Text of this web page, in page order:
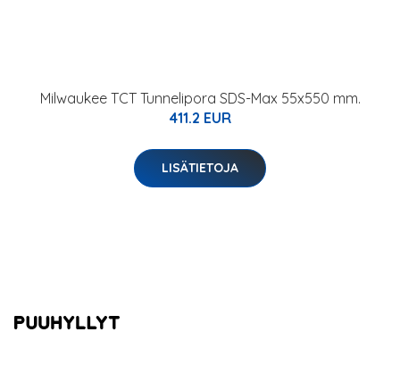
Milwaukee TCT Tunnelipora SDS-Max 55x550 mm.
411.2 EUR
LISÄTIETOJA